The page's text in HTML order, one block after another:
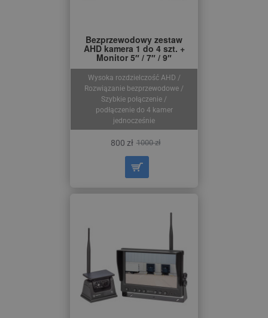
Wysoka rozdzielczość AHD /
Rozwiązanie bezprzewodowe /
Szybkie połączenie /
podłączenie do 4 kamer
jednocześnie
Bezprzewodowy zestaw
AHD kamera 1 do 4 szt. +
Monitor 5″ / 7″ / 9″
800 zł 1000 zł